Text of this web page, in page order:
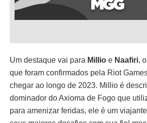
Um destaque vai para Millio e Naafiri,
que foram confirmados pela Riot
chegar ao longo de 2023. Millio é
dominador do Axioma de Fogo que
para amenizar feridas, ele é um